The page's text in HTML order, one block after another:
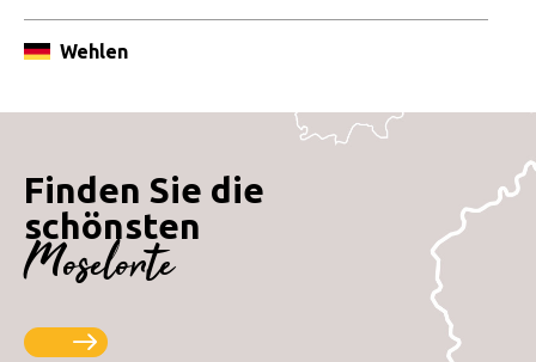
Wehlen
Finden Sie die
schönsten
Moselorte